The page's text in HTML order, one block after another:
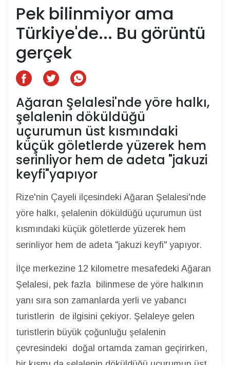
Pek bilinmiyor ama
Türkiye'de... Bu görüntü
gerçek
Ağaran Şelalesi'nde yöre halkı,
şelalenin döküldüğü
uçurumun üst kısmındaki
küçük göletlerde yüzerek hem
serinliyor hem de adeta "jakuzi
keyfi"yapıyor
Rize'nin Çayeli ilçesindeki Ağaran Şelalesi'nde
yöre halkı, şelalenin döküldüğü uçurumun üst
kısmındaki küçük göletlerde yüzerek hem
serinliyor hem de adeta "jakuzi keyfi" yapıyor.
İlçe merkezine 12 kilometre mesafedeki Ağaran
Şelalesi, pek fazla bilinmese de yöre halkının
yanı sıra son zamanlarda yerli ve yabancı
turistlerin de ilgisini çekiyor. Şelaleye gelen
turistlerin büyük çoğunluğu şelalenin
çevresindeki doğal ortamda zaman geçirirken,